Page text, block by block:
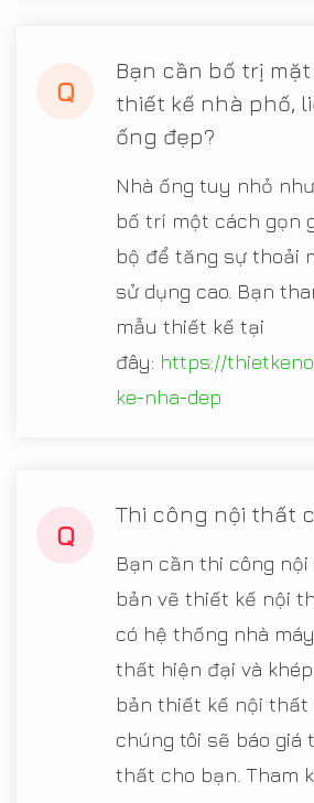
Q
Bạn cần bố trị
thiết kế nhà phố,
ống đẹp?
Nhà ống tuy nhỏ
bố trí một cách gọn
bộ để tăng sự thoải
sử dụng cao. Bạn
mẫu thiết kế tại
đây: https://
ke-nha-dep
Q
Thi công nội thất
Bạn cần thi công
bản vẽ thiết kế nội
có hệ thống nhà
thất hiện đại và
bản thiết kế nội thất
chúng tôi sẽ báo giá
thất cho bạn. Tham